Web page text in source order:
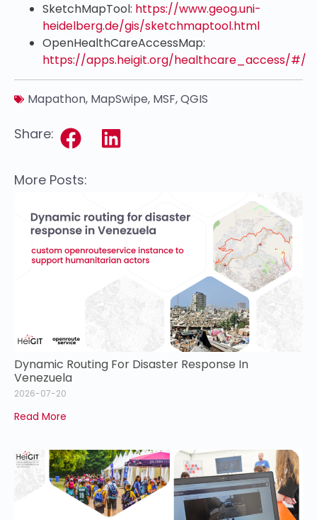
SketchMapTool: https://www.geog.uni-
heidelberg.de/gis/sketchmaptool.html
OpenHealthCareAccessMap:
https://apps.heigit.org/healthcare_access/#/
Mapathon, MapSwipe, MSF,QGIS
Share:
More Posts:
Dynamic Routing For Disaster Response In
Venezuela
2026-07-20
Read More